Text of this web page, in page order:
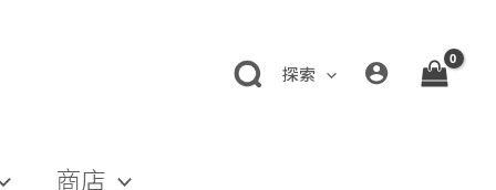
探索
商店